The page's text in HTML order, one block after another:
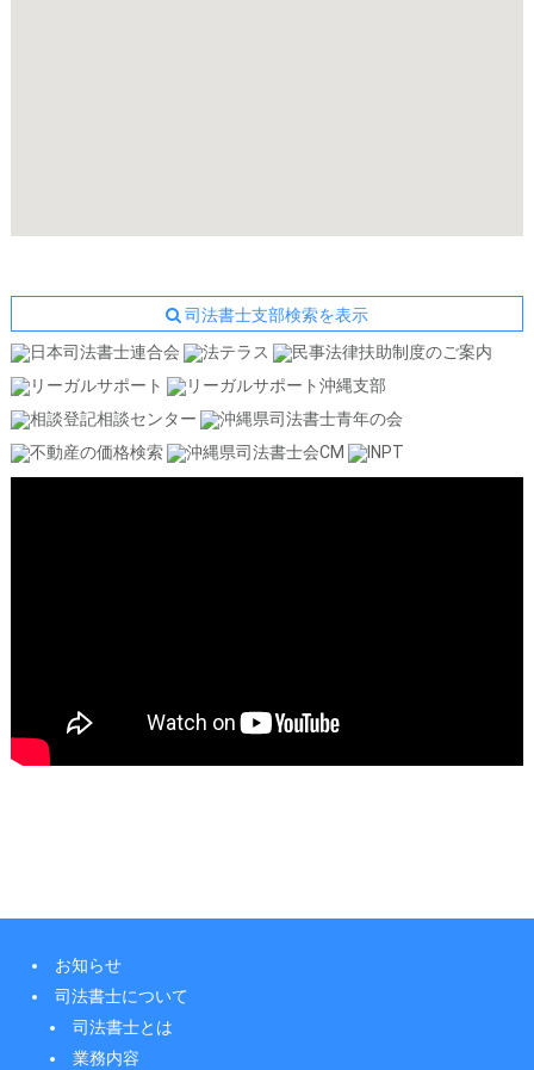
司法書士支部検索を表示
お知らせ
司法書士について
司法書士とは
業務内容